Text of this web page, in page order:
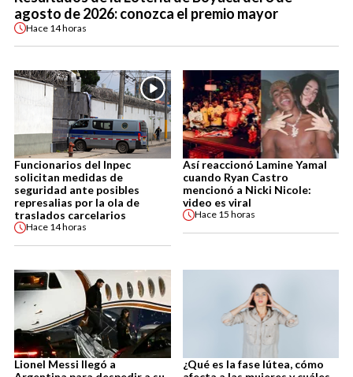
agosto de 2026: conozca el premio mayor
Hace 14 horas
Funcionarios del Inpec
solicitan medidas de
seguridad ante posibles
represalias por la ola de
traslados carcelarios
Hace 14 horas
Así reaccionó Lamine Yamal
cuando Ryan Castro
mencionó a Nicki Nicole:
video es viral
Hace 15 horas
Lionel Messi llegó a
¿Qué es la fase lútea, cómo